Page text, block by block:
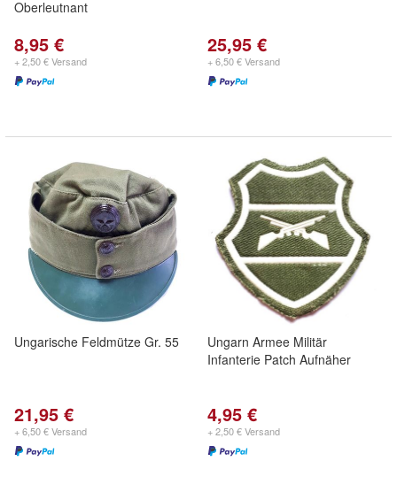
Oberleutnant
8,95 €
+ 2,50 € Versand
25,95 €
+ 6,50 € Versand
Ungarische Feldmütze Gr. 55
21,95 €
+ 6,50 € Versand
Ungarn Armee Militär
Infanterie Patch Aufnäher
4,95 €
+ 2,50 € Versand